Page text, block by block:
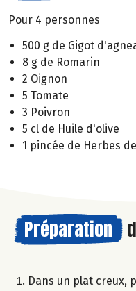
Pour 4 personnes
500 g de Gigot
8 g de Romarin
2 Oignon
5 Tomate
3 Poivron
5 cl de Huile d'olive
1 pincée de Herbes
Préparation
Dans un plat creux,